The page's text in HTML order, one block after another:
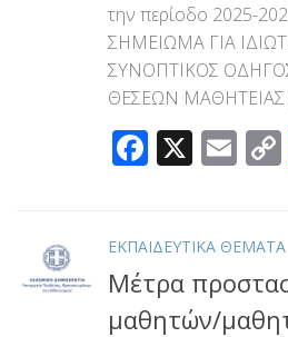
την περίοδο 2025-
ΣΗΜΕΙΩΜΑ ΓΙΑ
ΣΥΝΟΠΤΙΚΟΣ
ΘΕΣΕΩΝ ΜΑΘΗΤΕΙΑΣ
X
ΕΚΠΑΙΔΕΥΤΙΚΑ ΘΕΜΑΤΑ
Μέτρα
μαθητών/